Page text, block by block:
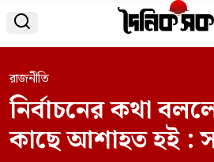

রাজনীতি
নির্বাচনের কথা
কাছে আশাহত হই :